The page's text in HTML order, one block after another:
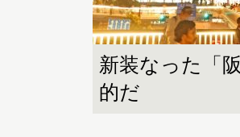
新装なった「
的だ